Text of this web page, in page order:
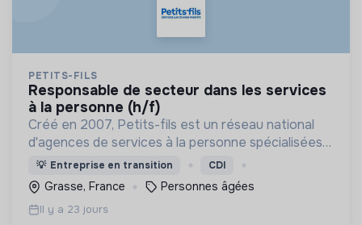
PETITS-FILS
responsable de secteur dans les services
à la personne (h/f)
Créé en 2007, Petits-fils est un réseau national
d'agences de services à la personne spécialisées
dans l'aide à domicile pour les personnes âgées.
💡 Entreprise en transition CDI
Grasse, France Personnes âgées
Il y a 23 jours